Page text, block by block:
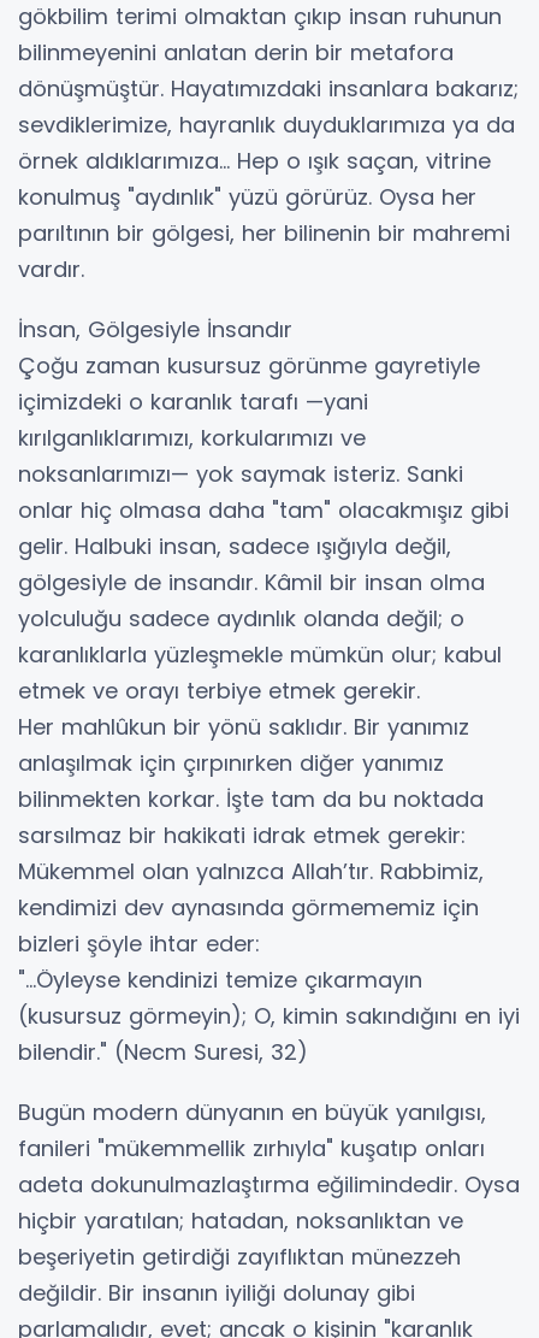
gökbilim terimi olmaktan çıkıp insan ruhunun
bilinmeyenini anlatan derin bir metafora
dönüşmüştür. Hayatımızdaki insanlara bakarız;
sevdiklerimize, hayranlık duyduklarımıza ya da
örnek aldıklarımıza... Hep o ışık saçan, vitrine
konulmuş "aydınlık" yüzü görürüz. Oysa her
parıltının bir gölgesi, her bilinenin bir mahremi
vardır.
​İnsan, Gölgesiyle İnsandır
​Çoğu zaman kusursuz görünme gayretiyle
içimizdeki o karanlık tarafı —yani
kırılganlıklarımızı, korkularımızı ve
noksanlarımızı— yok saymak isteriz. Sanki
onlar hiç olmasa daha "tam" olacakmışız gibi
gelir. Halbuki insan, sadece ışığıyla değil,
gölgesiyle de insandır. Kâmil bir insan olma
yolculuğu sadece aydınlık olanda değil; o
karanlıklarla yüzleşmekle mümkün olur; kabul
etmek ve orayı terbiye etmek gerekir.
​Her mahlûkun bir yönü saklıdır. Bir yanımız
anlaşılmak için çırpınırken diğer yanımız
bilinmekten korkar. İşte tam da bu noktada
sarsılmaz bir hakikati idrak etmek gerekir:
Mükemmel olan yalnızca Allah’tır. Rabbimiz,
kendimizi dev aynasında görmememiz için
bizleri şöyle ihtar eder:
​"...Öyleyse kendinizi temize çıkarmayın
(kusursuz görmeyin); O, kimin sakındığını en iyi
bilendir." (Necm Suresi, 32)
​Bugün modern dünyanın en büyük yanılgısı,
fanileri "mükemmellik zırhıyla" kuşatıp onları
adeta dokunulmazlaştırma eğilimindedir. Oysa
hiçbir yaratılan; hatadan, noksanlıktan ve
beşeriyetin getirdiği zayıflıktan münezzeh
değildir. Bir insanın iyiliği dolunay gibi
parlamalıdır, evet; ancak o kişinin "karanlık